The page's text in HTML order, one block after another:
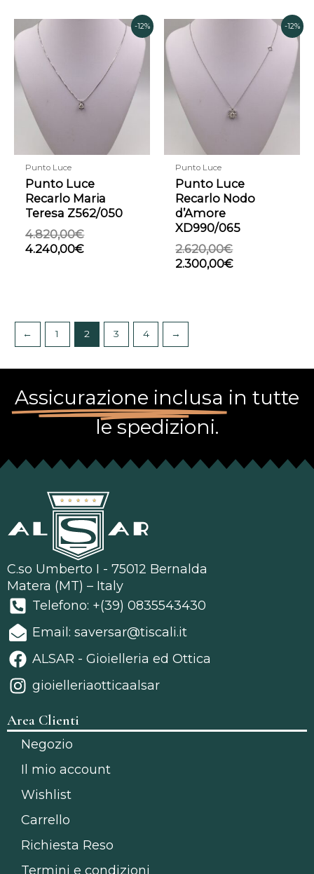
-12%
Punto Luce
Punto Luce
Recarlo Maria
Teresa Z562/050
4.820,00€
prezzo
originale
4.820,00€.
4.240,00€
prezzo
attuale
4.240,00€.
-12%
Punto Luce
Punto Luce
Recarlo Nodo
d’Amore
XD990/065
2.620,00€
prezzo
originale
2.620,00€.
2.300,00€
prezzo
attuale
2.300,00€.
← 1 2 3 4 →
Assicurazione inclusa in tutte
le spedizioni.
C.so Umberto I - 75012 Bernalda
Matera (MT) – Italy
Telefono: +(39) 0835543430
Email: saversar@tiscali.it
ALSAR - Gioielleria ed Ottica
gioielleriaotticaalsar
Area Clienti
Negozio
Il mio account
Wishlist
Carrello
Richiesta Reso
Termini e condizioni